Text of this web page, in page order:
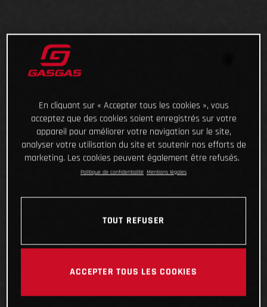
En cliquant sur « Accepter tous les cookies », vous
acceptez que des cookies soient enregistrés sur votre
appareil pour améliorer votre navigation sur le site,
analyser votre utilisation du site et soutenir nos efforts de
marketing. Les cookies peuvent également être refusés.
Politique de confidentialité Mentions légales
TOUT REFUSER
ACCEPTER TOUS LES COOKIES